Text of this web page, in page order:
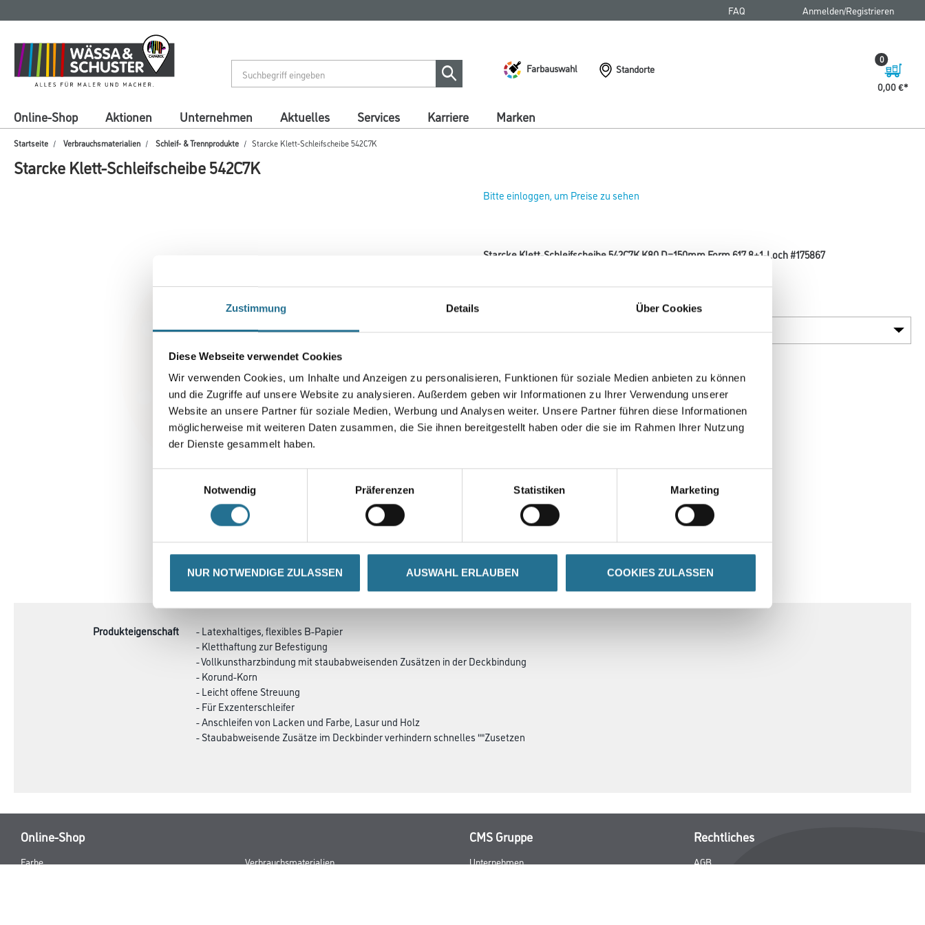
Zustimmung Details Über Cookies
Diese Webseite verwendet Cookies
Wir verwenden Cookies, um Inhalte und Anzeigen zu personalisieren, Funktionen für soziale Medien anbieten zu können
und die Zugriffe auf unsere Website zu analysieren. Außerdem geben wir Informationen zu Ihrer Verwendung unserer
Website an unsere Partner für soziale Medien, Werbung und Analysen weiter. Unsere Partner führen diese Informationen
möglicherweise mit weiteren Daten zusammen, die Sie ihnen bereitgestellt haben oder die sie im Rahmen Ihrer Nutzung
der Dienste gesammelt haben.
Notwendig
Präferenzen Statistiken Marketing
NUR NOTWENDIGE ZULASSEN AUSWAHL ERLAUBEN COOKIES ZULASSEN
springen
springen
FAQ Anmelden/Registrieren
Farbauswahl
Standorte
0,00 €
0
Online-Shop Aktionen Unternehmen Aktuelles Services Karriere Marken
Startseite Verbrauchsmaterialien Schleif- & Trennprodukte Starcke Klett-Schleifscheibe 542C7K
Starcke Klett-Schleifscheibe 542C7K
Bitte einloggen, um Preise zu sehen
Starcke Klett-Schleifscheibe 542C7K K80 D=150mm Form 617 8+1-Loch #175867
Umrechnungsfaktoren
CURRENT
PRODUKTEIGENSCHAFTEN ZUSATZINFOS GEFAHRENHINWEISE SPEZIFIKATIONEN
Produkteigenschaft
- Latexhaltiges, flexibles B-Papier
- Kletthaftung zur Befestigung
- Vollkunstharzbindung mit staubabweisenden Zusätzen in der Deckbindung
- Korund-Korn
- Leicht offene Streuung
- Für Exzenterschleifer
- Anschleifen von Lacken und Farbe, Lasur und Holz
- Staubabweisende Zusätze im Deckbinder verhindern schnelles ""Zusetzen
Online-Shop
Farbe
Verbrauchsmaterialien
CMS Gruppe
Unternehmen
Rechtliches
AGB